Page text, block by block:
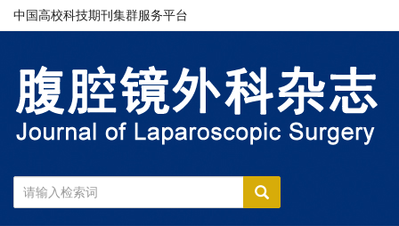
中国高校科技期刊集群服务平台